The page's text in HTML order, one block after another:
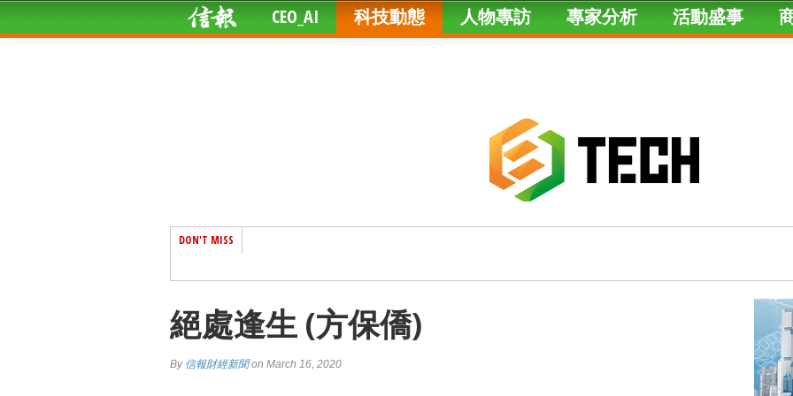
CEO_AI 科技動態 人物專訪 專家分析 活動盛事
DON'T MISS
絕處逢生 (方保僑)
By 信報財經新聞on March 16, 2020